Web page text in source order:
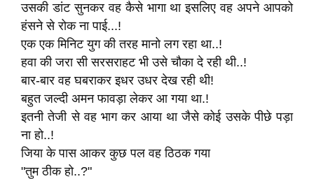
उसकी डांट सुनकर वह कैसे भागा था इसलिए वह अपने आपको
हंसने से रोक ना पाई...!
एक एक मिनिट युग की तरह मानो लग रहा था..!
हवा की जरा सी सरसराहट भी उसे चौका दे रही थी..!
बार-बार वह घबराकर इधर उधर देख रही थी!
बहुत जल्दी अमन फावड़ा लेकर आ गया था.!
इतनी तेजी से वह भाग कर आया था जैसे कोई उसके पीछे पड़ा
ना हो..!
जिया के पास आकर कुछ पल वह ठिठक गया
"तुम ठीक हो..?"